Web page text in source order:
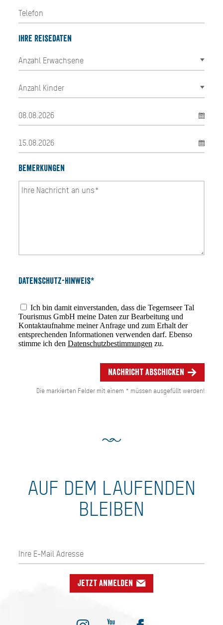
Ihre Reisedaten
Bemerkungen
Datenschutz-Hinweis*
Ich bin damit einverstanden, dass die Tegernseer Tal
Tourismus GmbH meine Daten zur Bearbeitung und
Kontaktaufnahme meiner Anfrage und zum Erhalt der
entsprechenden Informationen verwenden darf. Ebenso
stimme ich den Datenschutzbestimmungen zu.
Nachricht abschicken
Die markierten Felder mit einem * müssen ausgefüllt werden!
AUF DEM LAUFENDEN
BLEIBEN
Jetzt anmelden